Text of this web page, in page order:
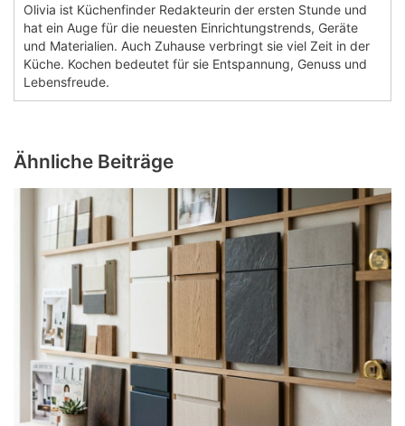
Olivia ist Küchenfinder Redakteurin der ersten Stunde und
hat ein Auge für die neuesten Einrichtungstrends, Geräte
und Materialien. Auch Zuhause verbringt sie viel Zeit in der
Küche. Kochen bedeutet für sie Entspannung, Genuss und
Lebensfreude.
Ähnliche Beiträge